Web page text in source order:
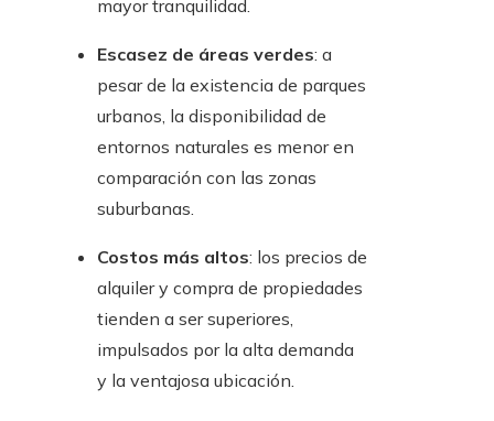
mayor tranquilidad.
Escasez de áreas verdes: a
pesar de la existencia de parques
urbanos, la disponibilidad de
entornos naturales es menor en
comparación con las zonas
suburbanas.
Costos más altos: los precios de
alquiler y compra de propiedades
tienden a ser superiores,
impulsados por la alta demanda
y la ventajosa ubicación.